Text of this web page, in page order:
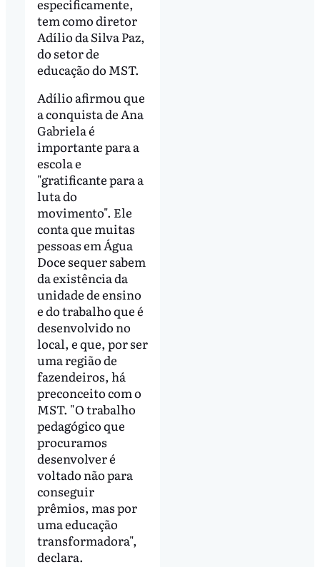
especificamente,
tem como diretor
Adílio da Silva Paz,
do setor de
educação do MST.
Adílio afirmou que
a conquista de Ana
Gabriela é
importante para a
escola e
"gratificante para a
luta do
movimento". Ele
conta que muitas
pessoas em Água
Doce sequer sabem
da existência da
unidade de ensino
e do trabalho que é
desenvolvido no
local, e que, por ser
uma região de
fazendeiros, há
preconceito com o
MST. "O trabalho
pedagógico que
procuramos
desenvolver é
voltado não para
conseguir
prêmios, mas por
uma educação
transformadora",
declara.